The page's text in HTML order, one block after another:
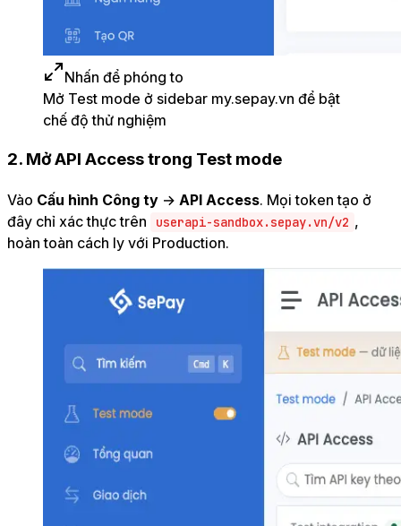
Nhấn để phóng to
Mở Test mode ở sidebar my.sepay.vn để bật
chế độ thử nghiệm
2. Mở API Access trong Test mode
Vào Cấu hình Công ty → API Access. Mọi token tạo ở
đây chỉ xác thực trên
userapi-sandbox.sepay.vn/v2 ,
hoàn toàn cách ly với Production.